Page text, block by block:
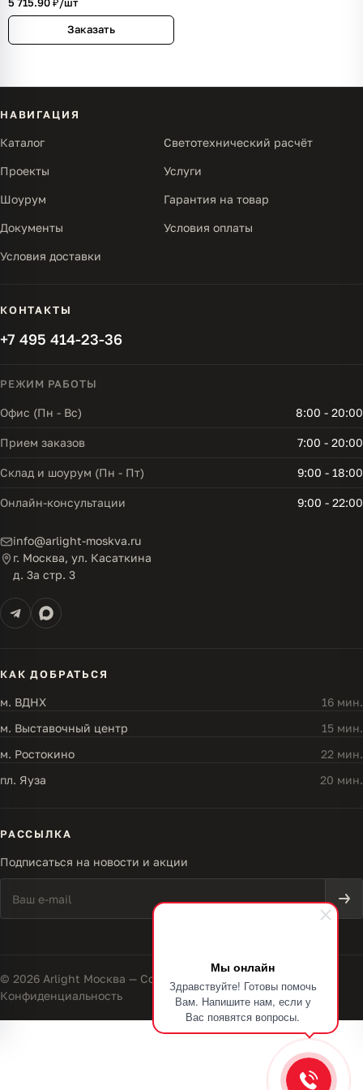
Мы онлайн
Здравствуйте! Готовы помочь
Вам. Напишите нам, если у
Вас появятся вопросы.
лет)
Заказать
НАВИГАЦИЯ
Каталог Светотехнический расчёт
Проекты Услуги
Шоурум Гарантия на товар
Документы Условия оплаты
Условия доставки
КОНТАКТЫ
+7 495 414-23-36
РЕЖИМ РАБОТЫ
Офис (Пн - Вс) 8:00 - 20:00
Прием заказов 7:00 - 20:00
Склад и шоурум (Пн - Пт) 9:00 - 18:00
Онлайн-консультации 9:00 - 22:00
info@arlight-moskva.ru
г. Москва, ул. Касаткина
д. 3а стр. 3
КАК ДОБРАТЬСЯ
м. ВДНХ
16 мин.
м. Выставочный центр
15 мин.
м. Ростокино
22 мин.
пл. Яуза
20 мин.
РАССЫЛКА
Подписаться на новости и акции
© 2026 Arlight Москва — Совершенство света
Конфиденциальность